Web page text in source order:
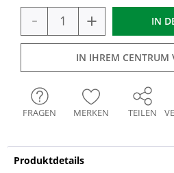
- + IN
IN IHREM CENTRUM
FRAGEN MERKEN TEILEN
Produktdetails